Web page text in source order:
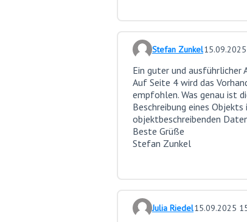
Kommentar 20
Stefan Zunkel
Ein guter und ausführlicher
Auf Seite 4 wird das
empfohlen. Was genau ist
Beschreibung eines
objektbeschreibenden
Beste Grüße
Stefan Zunkel
Kommentar 21
Julia Riedel15.09.2025